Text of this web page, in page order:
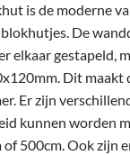
7.065,00.
is:
€
is de moderne
De
elkaar gestapeld,
Dit maakt
Er zijn
kunnen worden
of 500cm. Ook zijn